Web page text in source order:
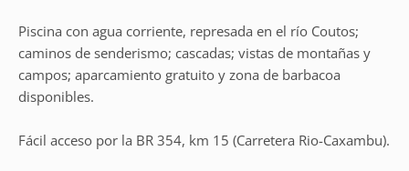
Piscina con agua corriente, represada en el río Coutos;
caminos de senderismo; cascadas; vistas de montañas y
campos; aparcamiento gratuito y zona de barbacoa
disponibles.
Fácil acceso por la BR 354, km 15 (Carretera Rio-Caxambu).